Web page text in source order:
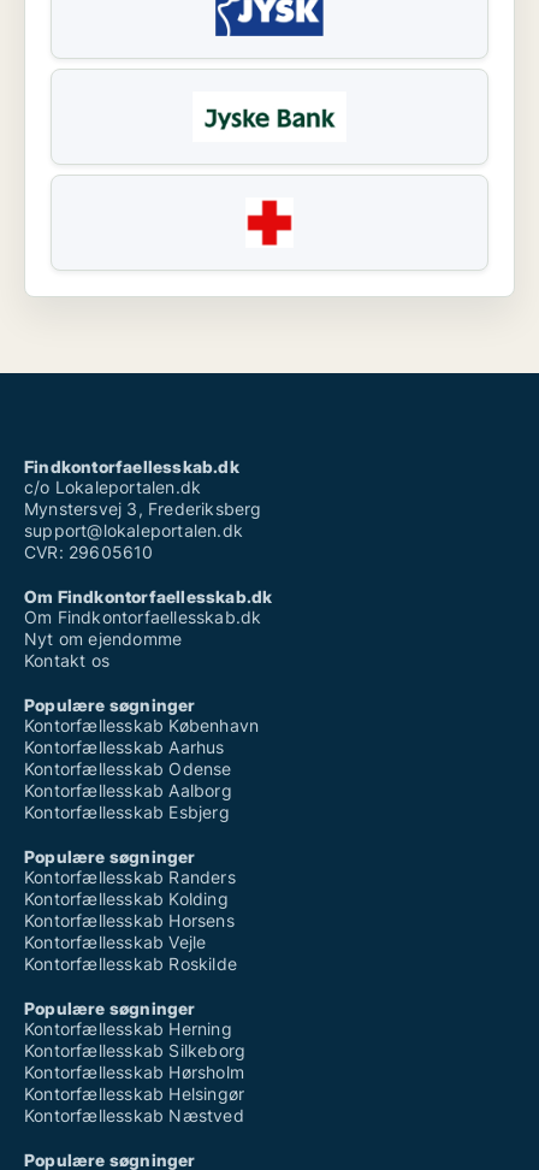
Findkontorfaellesskab.dk
c/o Lokaleportalen.dk
Mynstersvej 3, Frederiksberg
support@lokaleportalen.dk
CVR: 29605610
Om Findkontorfaellesskab.dk
Om Findkontorfaellesskab.dk
Nyt om ejendomme
Kontakt os
Populære søgninger
Kontorfællesskab København
Kontorfællesskab Aarhus
Kontorfællesskab Odense
Kontorfællesskab Aalborg
Kontorfællesskab Esbjerg
Populære søgninger
Kontorfællesskab Randers
Kontorfællesskab Kolding
Kontorfællesskab Horsens
Kontorfællesskab Vejle
Kontorfællesskab Roskilde
Populære søgninger
Kontorfællesskab Herning
Kontorfællesskab Silkeborg
Kontorfællesskab Hørsholm
Kontorfællesskab Helsingør
Kontorfællesskab Næstved
Populære søgninger